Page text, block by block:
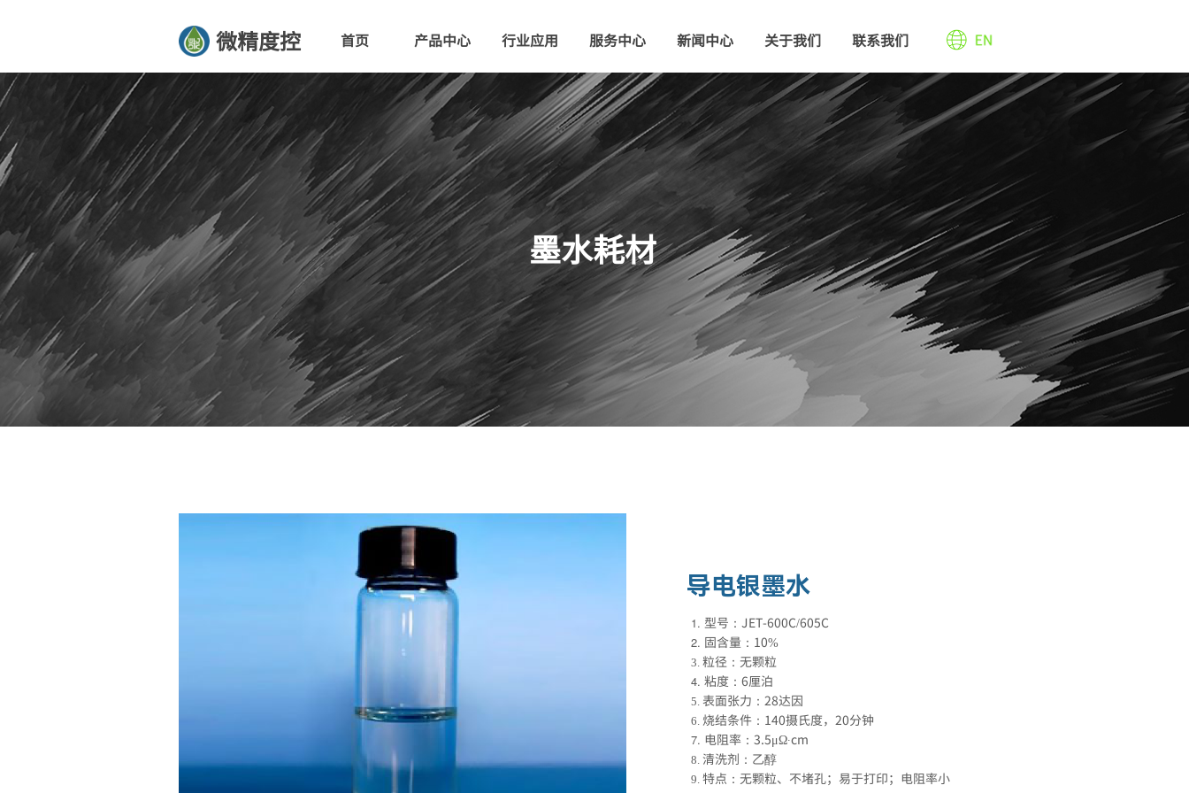
微精度控 首页 产品中心 行业应用 服务中心 新闻中心 关于我们 联系我们
墨水耗材
导电银墨水
型号： JET-600C/605C
固含量： 10%
粒径：无颗粒
粘度： 6厘泊
表面张力： 28达因
烧结条件： 140摄氏度， 20分钟
电阻率： 3.5μΩ·cm
清洗剂：乙醇
特点：无颗粒、不堵孔；易于打印；电阻率小